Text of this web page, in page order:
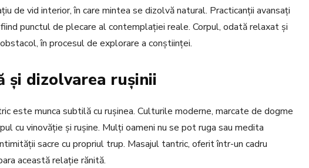
de vid interior, în care mintea se dizolvă natural. Practicanții avansați
punctul de plecare al contemplației reale. Corpul, odată relaxat și
în procesul de explorare a conștiinței.
și dizolvarea rușinii
este munca subtilă cu rușinea. Culturile moderne, marcate de dogme
cu vinovăție și rușine. Mulți oameni nu se pot ruga sau medita
sacre cu propriul trup. Masajul tantric, oferit într-un cadru
această relație rănită.